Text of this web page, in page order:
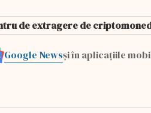
de extragere de
Google Newsși în aplicațiile